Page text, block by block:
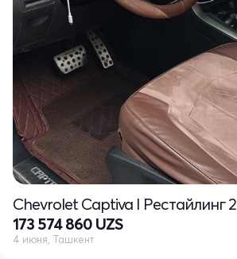
Chevrolet Captiva I Рестайлинг 2
173 574 860 UZS
4 июня, Ташкент